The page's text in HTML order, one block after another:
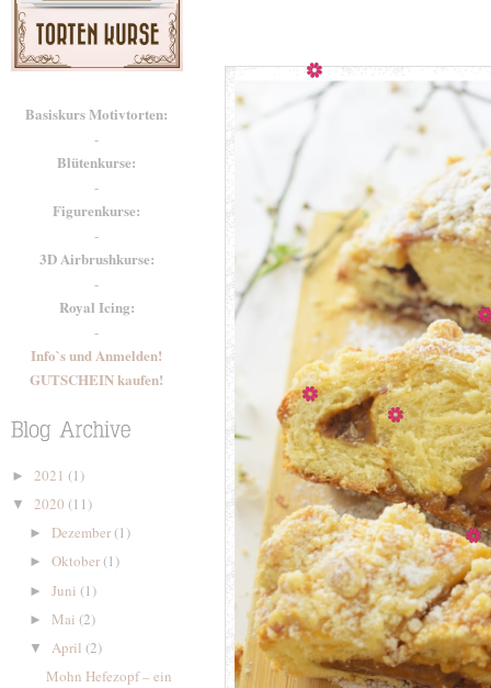
Basiskurs Motivtorten:
-
Blütenkurse:
-
Figurenkurse:
-
3D Airbrushkurse:
-
Royal Icing:
-
Info`s und Anmelden!
GUTSCHEIN kaufen!
► 2021 (1)
▼ 2020 (11)
► Dezember(1)
► Oktober(1)
► Juni (1)
► Mai (2)
▼ April (2)
Mohn Hefezopf – ein